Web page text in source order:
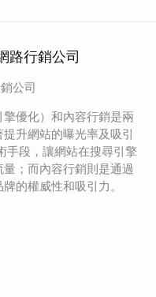
路行銷公司
公司
優化）和內容行銷是兩
升網站的曝光率及吸引
手段，讓網站在搜尋引擎
；而內容行銷則是通過
的權威性和吸引力。